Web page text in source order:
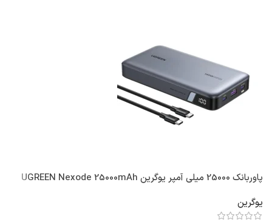
پاوربانک 25000 میلی آمپر یوگرین UGREEN Nexode 25000mAh
یوگرین